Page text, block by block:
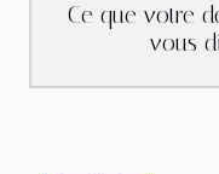
Ce que votre
vous